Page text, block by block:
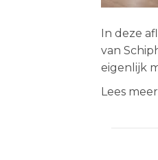
In deze
van
eigenlijk
Lees meer